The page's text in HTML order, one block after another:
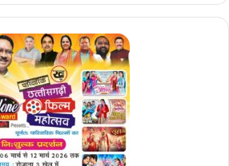
है क्योंकि वे अपने करियर में पहली बार इस पल को
यादगार अनुभव होगा।”
प्रदर्शित किया, सिंगापुर के खिलाफ 13-0 की
और इसके बाद मलेशिया पर 6-0 की शानदार
कड़े मुकाबले में 1-1 से ड्रा ने उनके लचीलेपन
हांगकांग चीन पर 13-0 की शानदार जीत के साथ
कर ली। हालाँकि, भारत फाइनल में चीन से 0-4 से